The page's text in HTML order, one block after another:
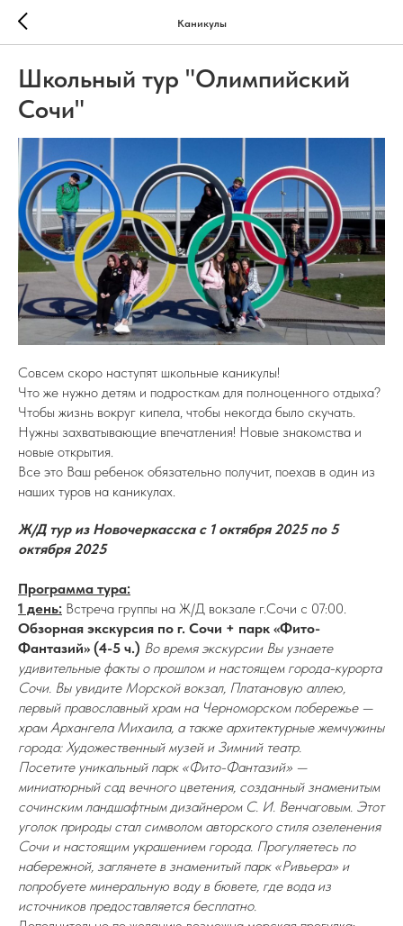
Каникулы
Школьный тур "Олимпийский
Сочи"
Совсем скоро наступят школьные каникулы!
Что же нужно детям и подросткам для полноценного отдыха?
Чтобы жизнь вокруг кипела, чтобы некогда было скучать.
Нужны захватывающие впечатления! Новые знакомства и
новые открытия.
Все это Ваш ребенок обязательно получит, поехав в один из
наших туров на каникулах.
Ж/Д тур из Новочеркасска с 1 октября 2025 по 5
октября 2025
Программа тура:
1 день: Встреча группы на Ж/Д вокзале г.Сочи с 07:00.
Обзорная экскурсия по г. Сочи + парк «Фито-
Фантазий» (4-5 ч.) Во время экскурсии Вы узнаете
удивительные факты о прошлом и настоящем города-курорта
Сочи. Вы увидите Морской вокзал, Платановую аллею,
первый православный храм на Черноморском побережье —
храм Архангела Михаила, а также архитектурные жемчужины
города: Художественный музей и Зимний театр.
Посетите уникальный парк «Фито-Фантазий» —
миниатюрный сад вечного цветения, созданный знаменитым
сочинским ландшафтным дизайнером С. И. Венчаговым. Этот
уголок природы стал символом авторского стиля озеленения
Сочи и настоящим украшением города. Прогуляетесь по
набережной, заглянете в знаменитый парк «Ривьера» и
попробуете минеральную воду в бювете, где вода из
источников предоставляется бесплатно.